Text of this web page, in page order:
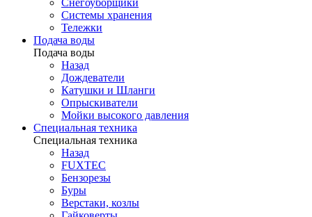
Снегоуборщики
Системы хранения
Тележки
Подача воды
Подача воды
Назад
Дождеватели
Катушки и Шланги
Опрыскиватели
Мойки высокого давления
Специальная техника
Специальная техника
Назад
FUXTEC
Бензорезы
Буры
Верстаки, козлы